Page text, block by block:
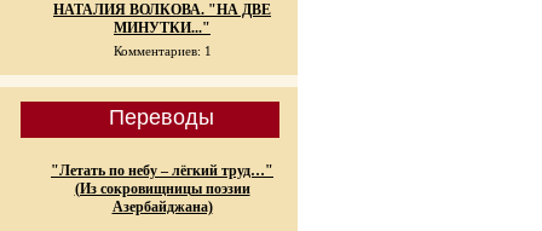
НАТАЛИЯ ВОЛКОВА. "НА ДВЕ
МИНУТКИ..."
Комментариев: 1
Переводы
"Летать по небу – лёгкий труд…"
(Из сокровищницы поэзии
Азербайджана)